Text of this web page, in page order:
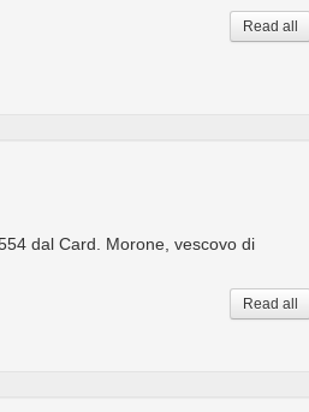
Read all
dal Card. Morone, vescovo di
Read all